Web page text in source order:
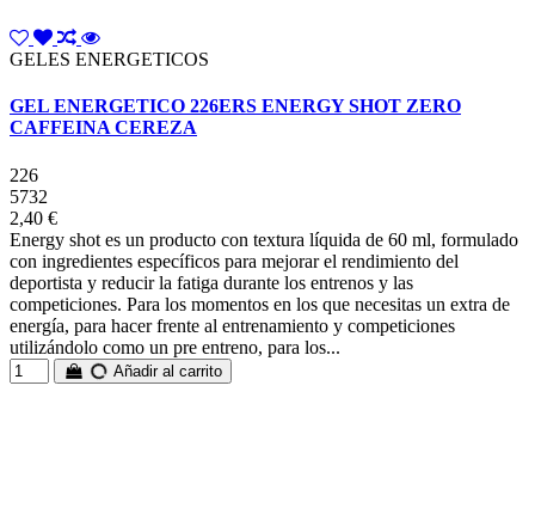
GELES ENERGETICOS
GEL ENERGETICO 226ERS ENERGY SHOT ZERO
CAFFEINA CEREZA
226
5732
2,40 €
Energy shot es un producto con textura líquida de 60 ml, formulado
con ingredientes específicos para mejorar el rendimiento del
deportista y reducir la fatiga durante los entrenos y las
competiciones. Para los momentos en los que necesitas un extra de
energía, para hacer frente al entrenamiento y competiciones
utilizándolo como un pre entreno, para los...
Añadir al carrito